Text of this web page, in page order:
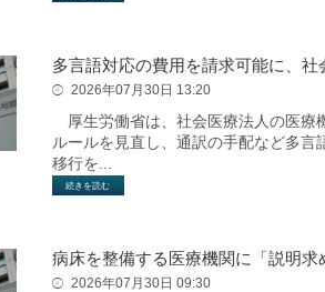
多言語対応の費用を請求可能に、社
2026年07月30日 13:20
厚生労働省は、社会医療法人の医療
ルールを見直し、通訳の手配など多
移行を...
続きを読む
病床を整備する医療機関に「説明求
2026年07月30日 09:30